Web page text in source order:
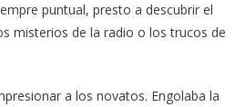
puntual, presto a descubrir el
misterios de la radio o los trucos de
a los novatos. Engolaba la